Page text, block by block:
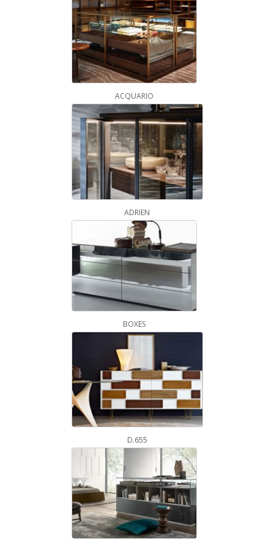
ACQUARIO
ADRIEN
BOXES
D.655